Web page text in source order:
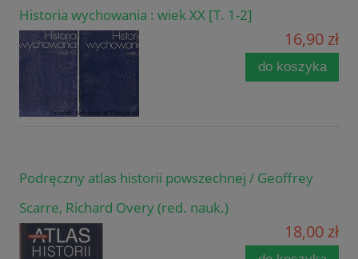
Historia wychowania : wiek XX [T. 1-2]
16,90 zł
do koszyka
Podręczny atlas historii powszechnej / Geoffrey
Scarre, Richard Overy (red. nauk.)
18,00 zł